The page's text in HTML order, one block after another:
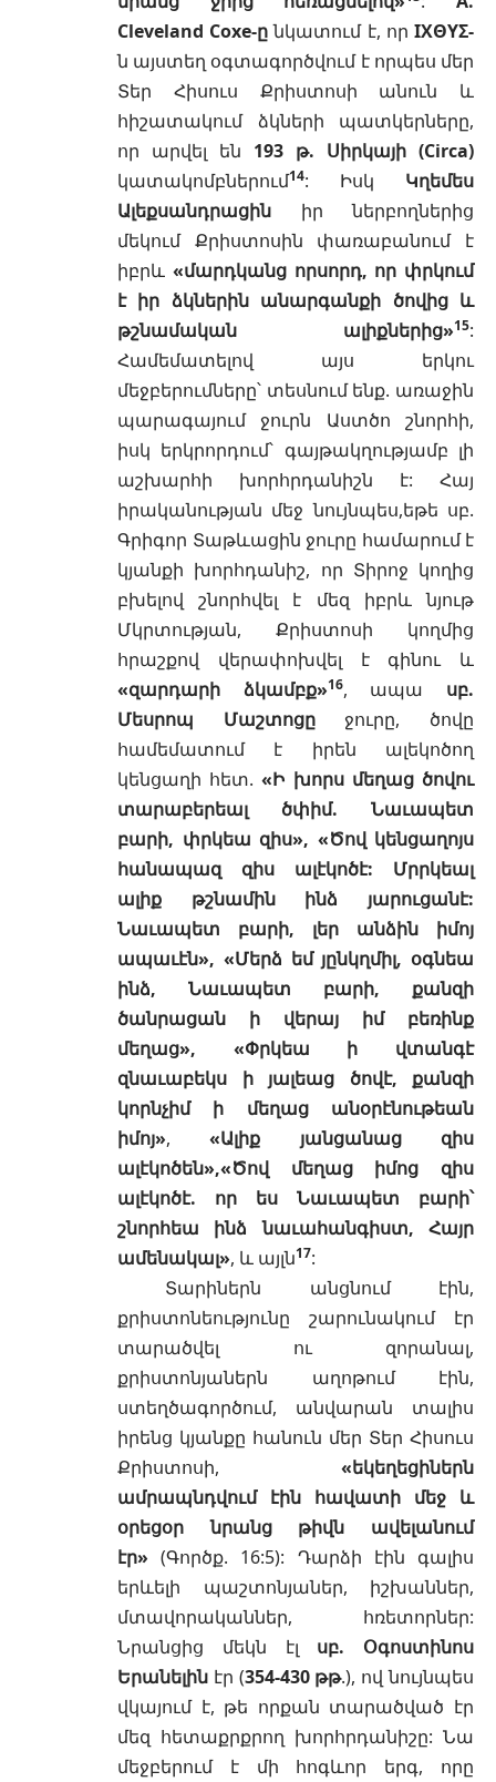
Cleveland Coxe-ընկատում է, որIΧΘΥΣ-
ն այստեղ օգտագործվում է որպես մեր
Տեր Հիսուս Քրիստոսի անուն և
հիշատակում ձկների պատկերները,
որ արվել են 193 թ. Սիրկայի (Circa)
կատակոմբներում14: Իսկ Կղեմես
Ալեքսանդրացին իր ներբողներից
մեկում Քրիստոսին փառաբանում է
իբրև «մարդկանց որսորդ, որ փրկում
է իր ձկներին անարգանքի ծովից և
թշնամական ալիքներից»15:
Համեմատելով այս երկու
մեջբերումները՝ տեսնում ենք. առաջին
պարագայում ջուրն Աստծո շնորհի,
իսկ երկրորդում՝ գայթակղությամբ լի
աշխարհի խորհրդանիշն է: Հայ
իրականության մեջ նույնպես,եթե սբ.
Գրիգոր Տաթևացին ջուրը համարում է
կյանքի խորհդանիշ, որ Տիրոջ կողից
բխելով շնորհվել է մեզ իբրև նյութ
Մկրտության, Քրիստոսի կողմից
հրաշքով վերափոխվել է գինու և
«զարդարի ձկամբք»16, ապա սբ.
Մեսրոպ Մաշտոցըջուրը, ծովը
համեմատում է իրեն ալեկոծող
կենցաղի հետ.«Ի խորս մեղաց ծովու
տարաբերեալ ծփիմ. Նաւապետ
բարի, փրկեա զիս», «Ծով կենցաղոյս
հանապազ զիս ալէկոծէ: Մրրկեալ
ալիք թշնամին ինձ յարուցանէ:
Նաւապետ բարի, լեր անձին իմոյ
ապաւէն», «Մերձ եմ յընկղմիլ, օգնեա
ինձ, Նաւապետ բարի, քանզի
ծանրացան ի վերայ իմ բեռինք
մեղաց», «Փրկեա ի վտանգէ
զնաւաբեկս ի յալեաց ծովէ, քանզի
կորնչիմ ի մեղաց անօրէնութեան
իմոյ»,«Ալիք յանցանաց զիս
ալէկոծեն»,«Ծով մեղաց իմոց զիս
ալէկոծէ. որ ես Նաւապետ բարի՝
շնորհեա ինձ նաւահանգիստ, Հայր
ամենակալ», և այլն17:
Տարիներն անցնում էին,
քրիստոնեությունը շարունակում էր
տարածվել ու զորանալ,
քրիստոնյաներն աղոթում էին,
ստեղծագործում, անվարան տալիս
իրենց կյանքը հանուն մեր Տեր Հիսուս
Քրիստոսի, «եկեղեցիներն
ամրապնդվում էին հավատի մեջ և
օրեցօր նրանց թիվն ավելանում
էր»(Գործք. 16:5): Դարձի էին գալիս
երևելի պաշտոնյաներ, իշխաններ,
մտավորականներ, հռետորներ:
Նրանցից մեկն էլ սբ. Օգոստինոս
Երանելին էր (354-430 թթ.), ով նույնպես
վկայում է, թե որքան տարածված էր
մեզ հետաքրքրող խորհրդանիշը: Նա
մեջբերում է մի հոգևոր երգ, որը